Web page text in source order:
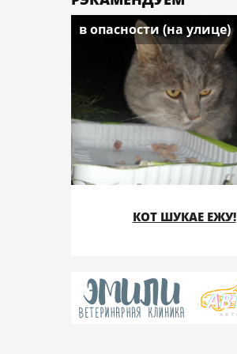
в опасности (на улице)
КОТ ШУКАЕ ЕЖУ!